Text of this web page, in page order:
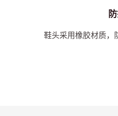
鞋头采用橡胶材质，